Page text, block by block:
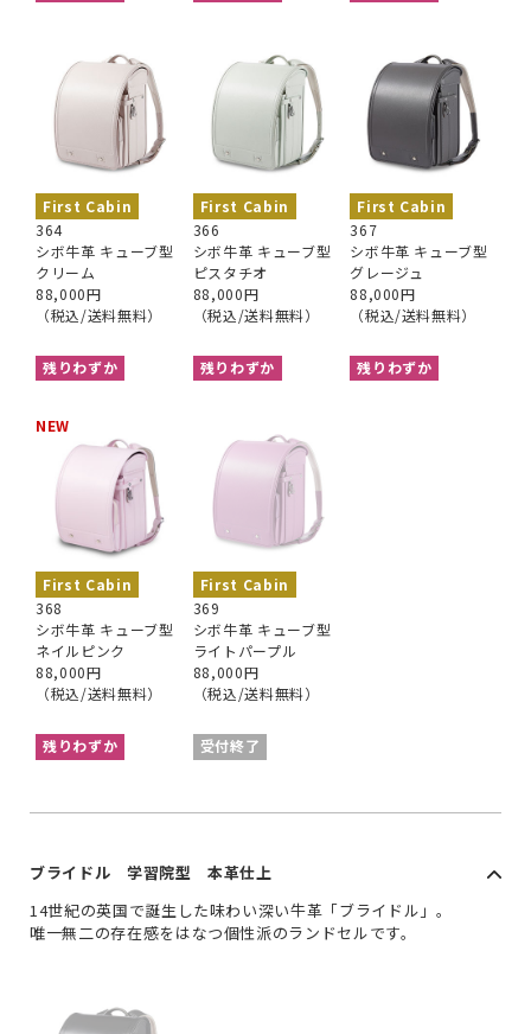
First Cabin
364
シボ牛革 キューブ型
クリーム
88,000円
（税込/送料無料）
残りわずか
First Cabin
366
シボ牛革 キューブ型
ピスタチオ
88,000円
（税込/送料無料）
残りわずか
First Cabin
367
シボ牛革 キューブ型
グレージュ
88,000円
（税込/送料無料）
残りわずか
First Cabin
368
シボ牛革 キューブ型
ネイルピンク
88,000円
（税込/送料無料）
残りわずか
NEW
First Cabin
369
シボ牛革 キューブ型
ライトパープル
88,000円
（税込/送料無料）
受付終了
ブライドル 学習院型 本革仕上
14世紀の英国で誕生した味わい深い牛革「ブライドル」。
唯一無二の存在感をはなつ個性派のランドセルです。